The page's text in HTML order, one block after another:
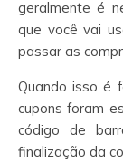
geralmente é
que você vai
passar as
Quando isso é
cupons foram
código de
finalização da